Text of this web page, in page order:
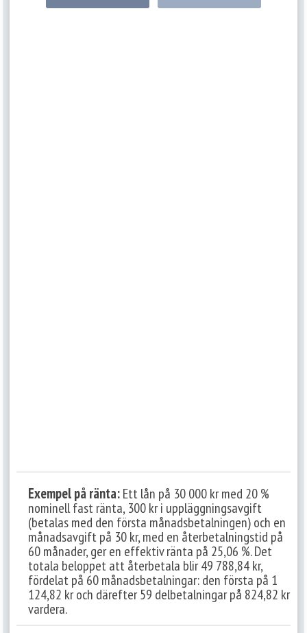
Exempel på ränta:Ett lån på 30 000 kr med 20 %
nominell fast ränta, 300 kr i uppläggningsavgift
(betalas med den första månadsbetalningen) och en
månadsavgift på 30 kr, med en återbetalningstid på
60 månader, ger en effektiv ränta på 25,06 %. Det
totala beloppet att återbetala blir 49 788,84 kr,
fördelat på 60 månadsbetalningar: den första på 1
124,82 kr och därefter 59 delbetalningar på 824,82 kr
vardera.